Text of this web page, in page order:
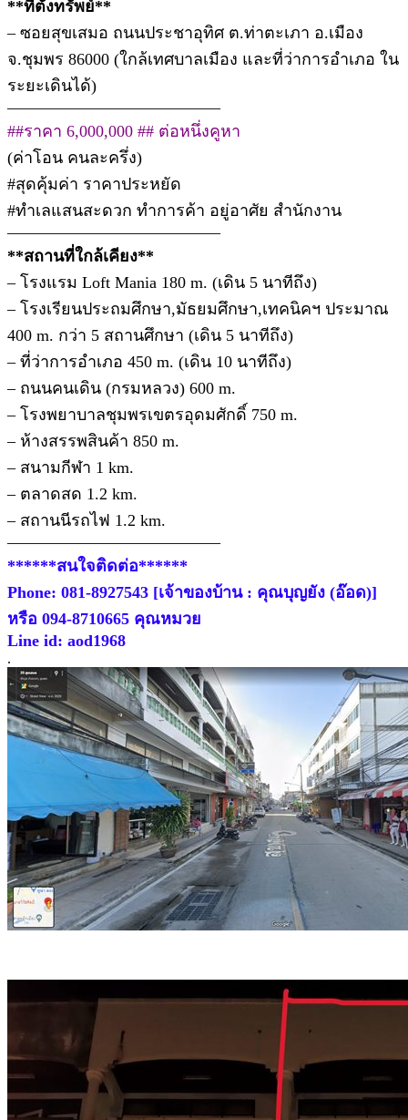
**ที่ตั้งทรัพย์**
– ซอยสุขเสมอ ถนนประชาอุทิศ ต.ท่าตะเภา อ.เมือง
จ.ชุมพร 86000 (ใกล้เทศบาลเมือง และที่ว่าการอำเภอ ใน
ระยะเดินได้)
—————————————
##ราคา 6,000,000 ## ต่อหนึ่งคูหา
(ค่าโอน คนละครึ่ง)
#สุดคุ้มค่า ราคาประหยัด
#ทำเลแสนสะดวก ทำการค้า อยู่อาศัย สำนักงาน
—————————————
**สถานที่ใกล้เคียง**
– โรงแรม Loft Mania 180 m. (เดิน 5 นาทีถึง)
– โรงเรียนประถมศึกษา,มัธยมศึกษา,เทคนิคฯ ประมาณ
400 m. กว่า 5 สถานศึกษา (เดิน 5 นาทีถึง)
– ที่ว่าการอำเภอ 450 m. (เดิน 10 นาทีถึง)
– ถนนคนเดิน (กรมหลวง) 600 m.
– โรงพยาบาลชุมพรเขตรอุดมศักดิ์ 750 m.
– ห้างสรรพสินค้า 850 m.
– สนามกีฬา 1 km.
– ตลาดสด 1.2 km.
– สถานนีรถไฟ 1.2 km.
—————————————
******สนใจติดต่อ******
Phone: 081-8927543 [เจ้าของบ้าน : คุณบุญยัง (อ๊อด)]
หรือ 094-8710665 คุณหมวย
Line id: aod1968
.